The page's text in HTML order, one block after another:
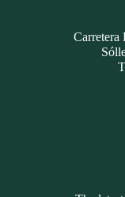
Carretera